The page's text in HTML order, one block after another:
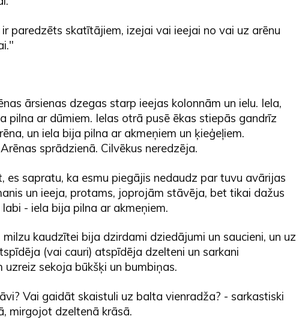
paredzēts skatītājiem, izejai vai ieejai no vai uz arēnu
ārsienas dzegas starp ieejas kolonnām un ielu. Iela,
pilna ar dūmiem. Ielas otrā pusē ēkas stiepās gandrīz
un iela bija pilna ar akmeņiem un ķieģeļiem.
sprādzienā. Cilvēkus neredzēja.
es sapratu, ka esmu piegājis nedaudz par tuvu avārijas
un ieeja, protams, joprojām stāvēja, bet tikai dažus
- iela bija pilna ar akmeņiem.
kaudzītei bija dzirdami dziedājumi un saucieni, un uz
(vai cauri) atspīdēja dzelteni un sarkani
uzreiz sekoja būkšķi un bumbiņas.
Vai gaidāt skaistuli uz balta vienradža? - sarkastiski
mirgojot dzeltenā krāsā.